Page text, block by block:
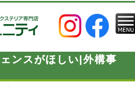
ンスがほしい|外構事